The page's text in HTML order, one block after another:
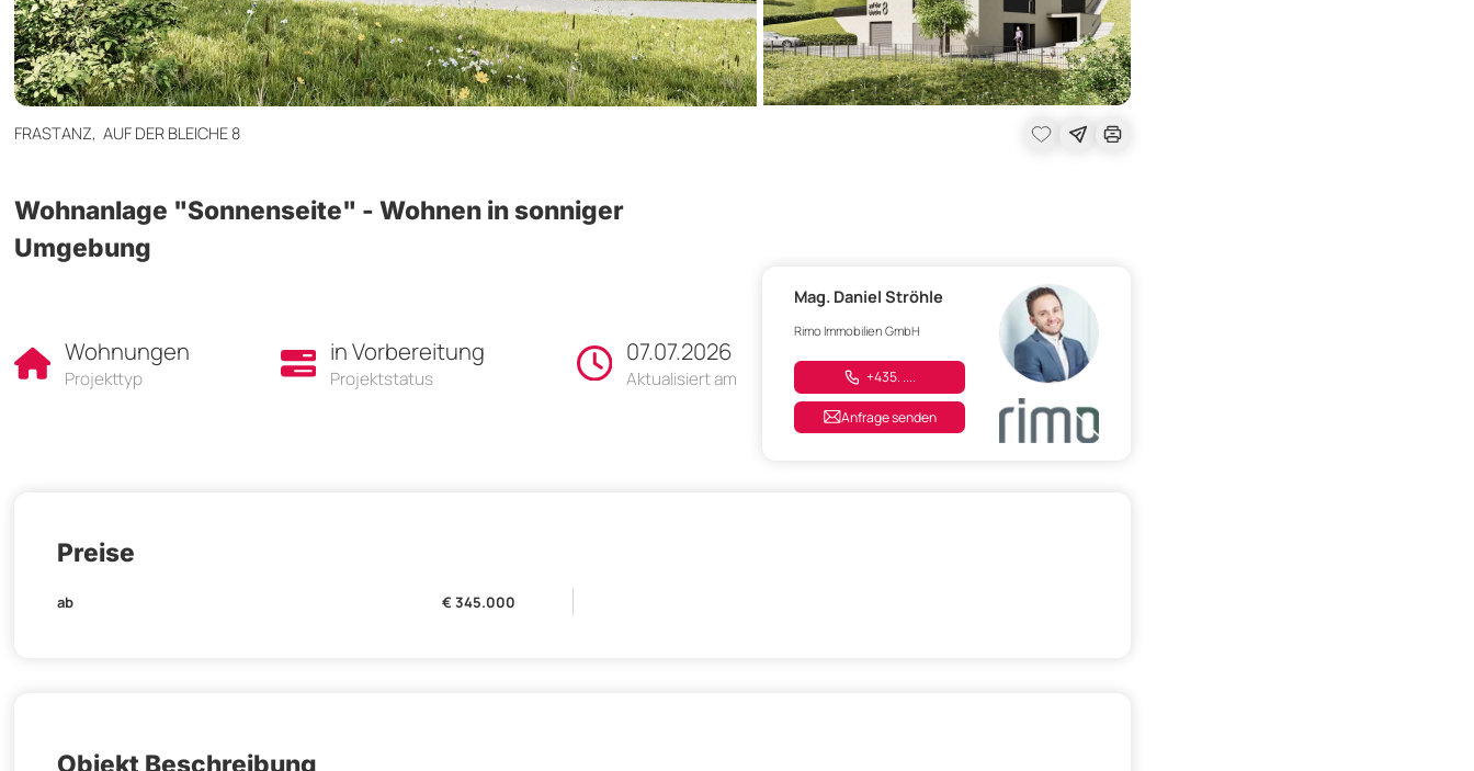
FRASTANZ, AUF DER BLEICHE 8
Wohnanlage "Sonnenseite" - Wohnen in sonniger
Umgebung
Wohnungen
Projekttyp
in Vorbereitung
Projektstatus
07.07.2026
Aktualisiert am
Mag. Daniel Ströhle
Rimo Immobilien GmbH
+435. ....
Anfrage senden
Preise
ab € 345.000
Objekt Beschreibung